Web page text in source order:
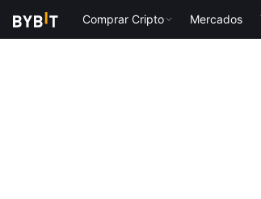
Comprar Cripto Mercados